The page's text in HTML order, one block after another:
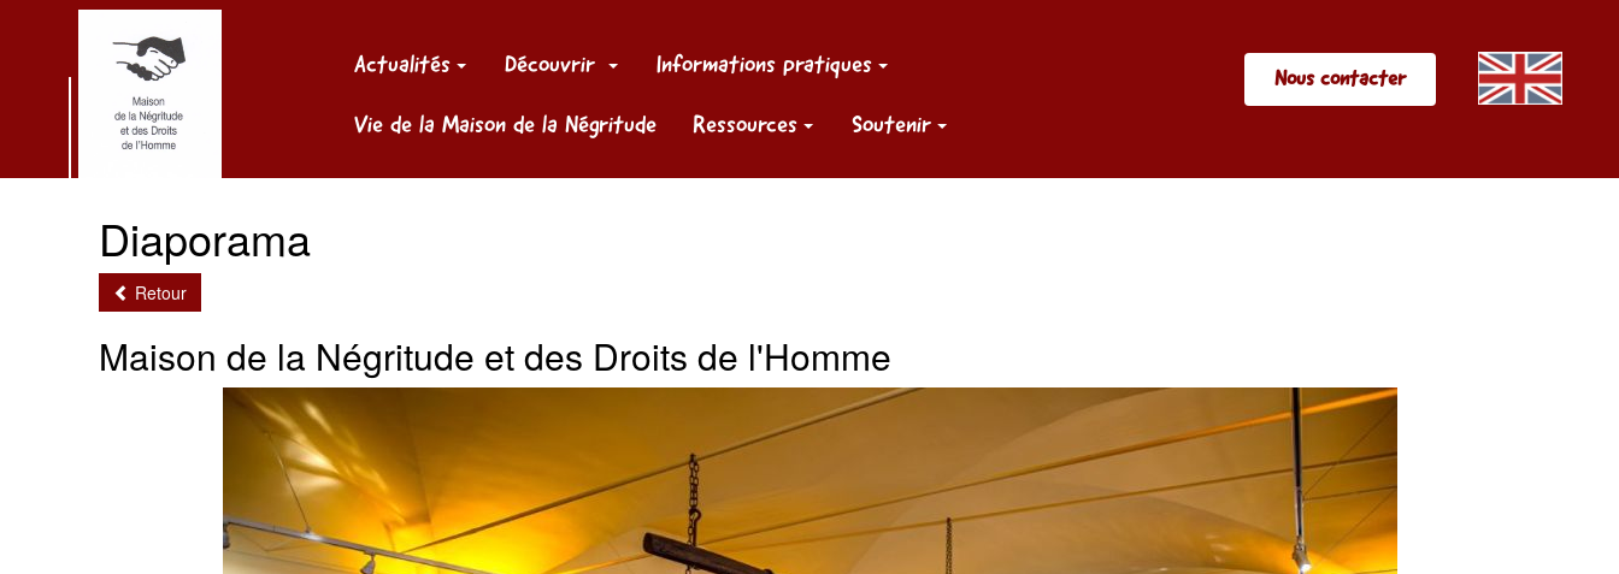
Actualités Découvrir
Informations pratiques
Vie de la Maison de la Négritude
Ressources Soutenir
Nous contacter
Diaporama
Retour
Maison de la Négritude et des Droits de l'Homme
Panneau de gestion des cookies